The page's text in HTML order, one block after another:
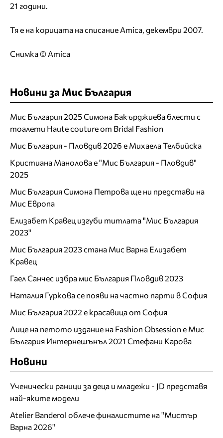
21 години.
Тя е на корицата насписание Amica, декември 2007.
Снимка © Amica
Новини за Мис България
Мис България 2025 Симона Бакърджиева блести с
тоалети Haute couture от Bridal Fashion
Мис България - Пловдив 2026 е Михаела Телбийска
Кристиана Манолова е "Мис България - Пловдив"
2025
Мис България Симона Петрова ще ни представи на
Мис Европа
Елизабет Кравец изгуби титлата "Мис България
2023"
Мис България 2023 стана Мис Варна Елизабет
Кравец
Гаел Санчес избра мис България Пловдив 2023
Наталия Гуркова се появи на частно парти в София
Мис България 2022 е красавица от София
Лице на петото издание на Fashion Obsession е Мис
България Интернешънъл 2021 Стефани Карова
Новини
Ученически раници за деца и младежи - JD представя
най-яките модели
Atelier Banderol облече финалистите на "Мистър
Варна 2026"